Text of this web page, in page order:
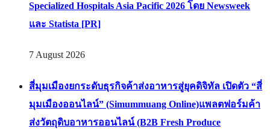
Specialized Hospitals Asia Pacific 2026 โดย Newsweek
และ Statista [PR]
7 August 2026
สี่มุมเมืองยกระดับธุรกิจค้าส่งอาหารสู่ยุคดิจิทัล เปิดตัว “สี่
มุมเมืองออนไลน์” (Simummuang Online)แพลตฟอร์มค้า
ส่งวัตถุดิบอาหารออนไลน์ (B2B Fresh Produce